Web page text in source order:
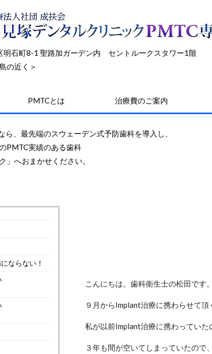
石町8-1 聖路加ガーデン内 セントルークスタワー1階
の近く＞
PMTCとは 治療費のご案内
ら、 最先端のスウェーデン式予防歯科を導入し、
PMTC実績のある歯科
」へおまかせください。
こんにちは。歯科衛生士の松田です。
９月からImplant治療に携わらせて頂
私が以前Implant治療に携わっていた
３年も間が空いてしまっていたので
ならない！